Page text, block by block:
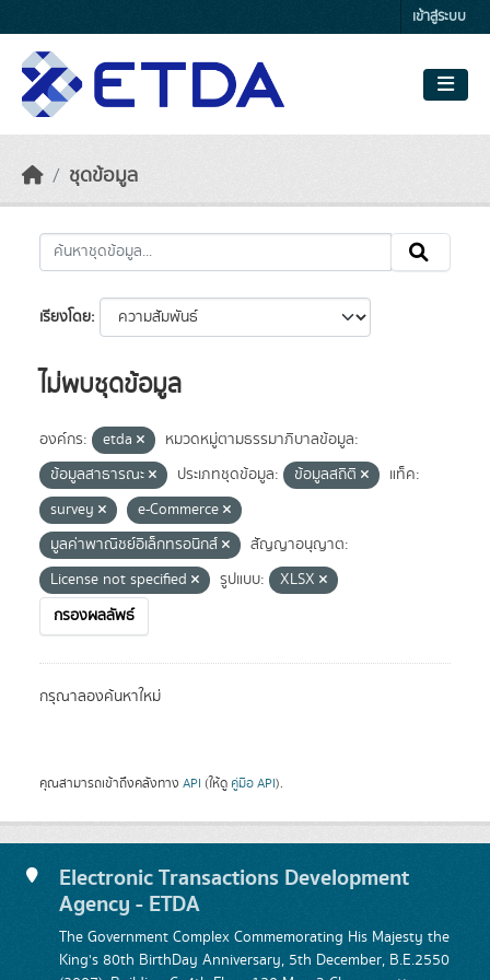
เข้าสู่ระบบ
ชุดข้อมูล
เรียงโดย
ไม่พบชุดข้อมูล
องค์กร: etda
หมวดหมู่ตามธรรมาภิบาลข้อมูล:
ข้อมูลสาธารณะ
ประเภทชุดข้อมูล: ข้อมูลสถิติ
แท็ค:
survey
e-Commerce
มูลค่าพาณิชย์อิเล็กทรอนิกส์
สัญญาอนุญาต:
License not specified
รูปแบบ:
XLSX
กรองผลลัพธ์
กรุณาลองค้นหาใหม่
คุณสามารถเข้าถึงคลังทาง API (ให้ดู คู่มือ API).
Electronic Transactions Development
Agency - ETDA
The Government Complex Commemorating His Majesty the
King's 80th BirthDay Anniversary, 5th December, B.E.2550